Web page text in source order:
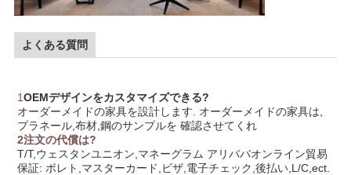
よくある質問
1OEMデザインをカスタマイズできる?
オーダーメイドの家具を設計します. オーダーメイドの家具は,
プラネール,布材,鋼のサンプルを 確認させてくれ
2注文の代償は?
T/T,ウェスタンユニオン,マネーグラム アリババオンライン貿易
保証: ボレト,マスターカード,ビザ,電子チェック,後払い,L/C,ect.